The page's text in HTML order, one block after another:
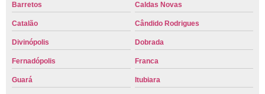
Barretos Caldas Novas
Catalão Cândido Rodrigues
Divinópolis Dobrada
Fernadópolis Franca
Guará Itubiara